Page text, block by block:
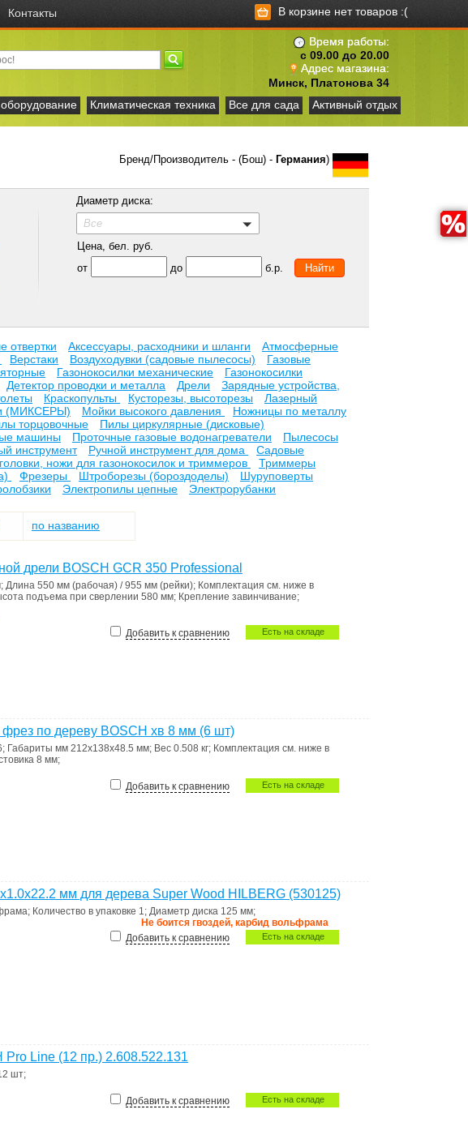
Контакты В корзине нет товаров :(
Время работы:
с 09.00 до 20.00
Адрес магазина:
Минск, Платонова 34
Климатическая техника Все для сада Активный отдых
Бренд/Производитель - (Бош) - Германия)
Диаметр диска:
Все
Цена, бел. руб.
от
до б.р.
отвертки Аксесcуары, расходники и шланги
Атмосферные
Верстаки Воздуходувки (садовые пылесосы)
Газовые
Газонокосилки механические
Газонокосилки
Детектор проводки и металла Дрели
Зарядные устройства,
Краскопульты Кусторезы, высоторезы
Лазерный
(МИКСЕРЫ) Мойки высокого давления
Ножницы по металлу
торцовочные
Пилы циркулярные (дисковые)
машины Проточные газовые водонагреватели
Пылесосы
инструмент Ручной инструмент для дома
Садовые
ножи для газонокосилок и триммеров
Триммеры
Фрезеры Штроборезы (бороздоделы)
Шуруповерты
Электропилы цепные Электрорубанки
по названию
дрели BOSCH GCR 350 Professional
; Длина 550 мм (рабочая) / 955 мм (рейки); Комплектация см. ниже в
подъема при сверлении 580 мм; Крепление завинчивание;
Есть на складе
Добавить к сравнению
по дереву BOSCH хв 8 мм (6 шт)
; Габариты мм 212х138х48.5 мм; Вес 0.508 кг; Комплектация см. ниже в
8 мм;
Есть на складе
Добавить к сравнению
мм для дерева Super Wood HILBERG (530125)
; Количество в упаковке 1; Диаметр диска 125 мм;
Не боится гвоздей, карбид вольфрама
Есть на складе
Добавить к сравнению
Pro Line (12 пр.) 2.608.522.131
шт;
Есть на складе
Добавить к сравнению